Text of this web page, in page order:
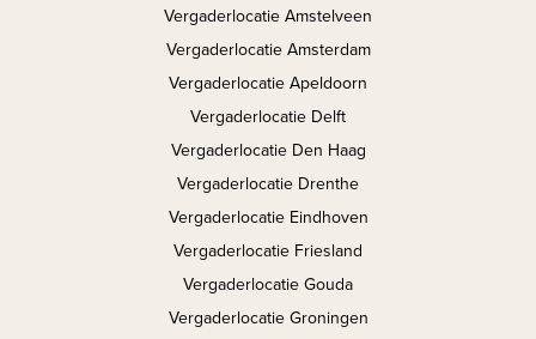
Vergaderlocatie Amstelveen
Vergaderlocatie Amsterdam
Vergaderlocatie Apeldoorn
Vergaderlocatie Delft
Vergaderlocatie Den Haag
Vergaderlocatie Drenthe
Vergaderlocatie Eindhoven
Vergaderlocatie Friesland
Vergaderlocatie Gouda
Vergaderlocatie Groningen